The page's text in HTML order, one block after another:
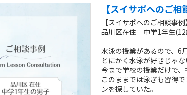
【スイサポへのご
【スイサポへのご相談事例
品川区在住｜中学1年生
水泳の授業があるので、6
とにかく水泳が好きじゃ
今まで学校の授業だけで
このままでは泳ぎも習得
ンを探していた。